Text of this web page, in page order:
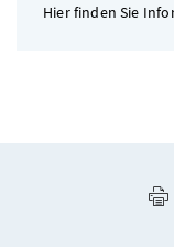
Hier finden Sie